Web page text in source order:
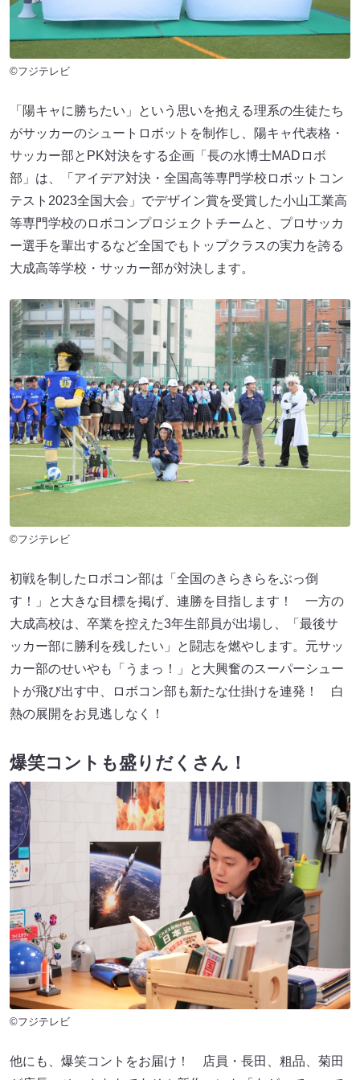
©フジテレビ
「陽キャに勝ちたい」という思いを抱える理系の生徒たち
がサッカーのシュートロボットを制作し、陽キャ代表格・
サッカー部とPK対決をする企画「長の水博士MADロボ
部」は、「アイデア対決・全国高等専門学校ロボットコン
テスト2023全国大会」でデザイン賞を受賞した小山工業高
等専門学校のロボコンプロジェクトチームと、プロサッカ
ー選手を輩出するなど全国でもトップクラスの実力を誇る
大成高等学校・サッカー部が対決します。
©フジテレビ
初戦を制したロボコン部は「全国のきらきらをぶっ倒
す！」と大きな目標を掲げ、連勝を目指します！ 一方の
大成高校は、卒業を控えた3年生部員が出場し、「最後サ
ッカー部に勝利を残したい」と闘志を燃やします。元サッ
カー部のせいやも「うまっ！」と大興奮のスーパーシュー
トが飛び出す中、ロボコン部も新たな仕掛けを連発！ 白
熱の展開をお見逃しなく！
爆笑コントも盛りだくさん！
©フジテレビ
他にも、爆笑コントをお届け！ 店員・長田、粗品、菊田